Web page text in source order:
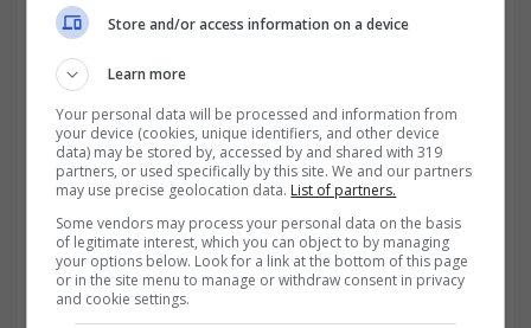
Store and/or access information on a device
Learn more
Your personal data will be processed and information from
your device (cookies, unique identifiers, and other device
data) may be stored by, accessed by and shared with 319
partners, or used specifically by this site. We and our partners
may use precise geolocation data. List of partners.
Some vendors may process your personal data on the basis
of legitimate interest, which you can object to by managing
your options below. Look for a link at the bottom of this page
or in the site menu to manage or withdraw consent in privacy
and cookie settings.